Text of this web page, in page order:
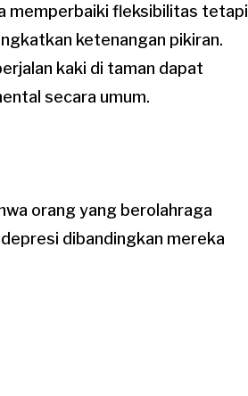
memperbaiki fleksibilitas tetapi
ketenangan pikiran.
kaki di taman dapat
secara umum.
orang yang berolahraga
dibandingkan mereka